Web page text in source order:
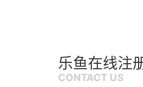
乐鱼在线注
CONTACT US